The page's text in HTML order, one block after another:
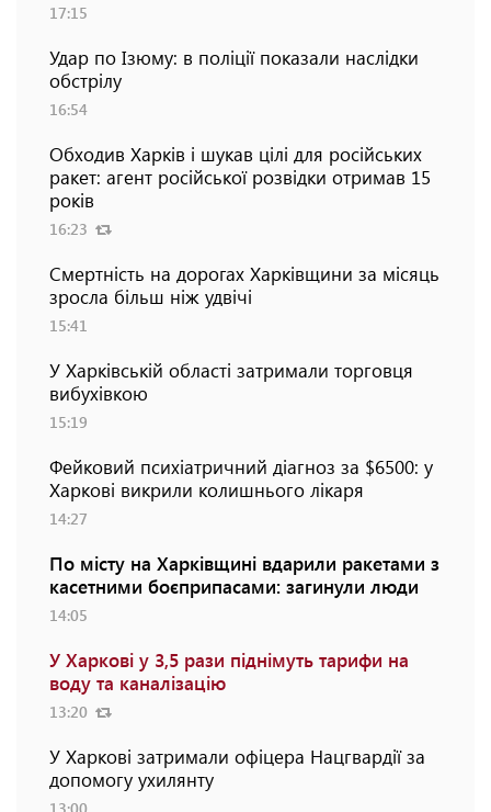
17:15
Удар по Ізюму: в поліції показали наслідки
обстрілу
16:54
Обходив Харків і шукав цілі для російських
ракет: агент російської розвідки отримав 15
років
16:23
Смертність на дорогах Харківщини за місяць
зросла більш ніж удвічі
15:41
У Харківській області затримали торговця
вибухівкою
15:19
Фейковий психіатричний діагноз за $6500: у
Харкові викрили колишнього лікаря
14:27
По місту на Харківщині вдарили ракетами з
касетними боєприпасами: загинули люди
14:05
У Харкові у 3,5 рази піднімуть тарифи на
воду та каналізацію
13:20
У Харкові затримали офіцера Нацгвардії за
допомогу ухилянту
13:00